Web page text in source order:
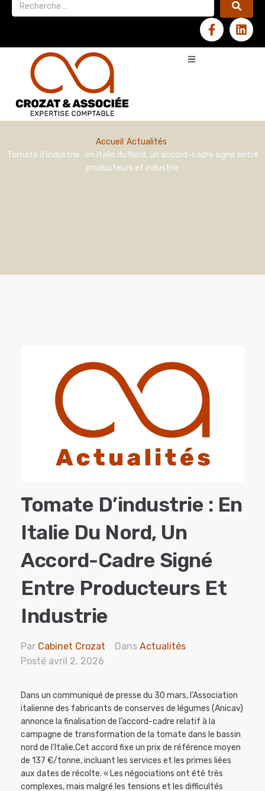
Accueil Actualités
Tomate d’industrie : en Italie du Nord, un accord-cadre signé entre
producteurs et industrie
Tomate D’industrie : En
Italie Du Nord, Un
Accord-Cadre Signé
Entre Producteurs Et
Industrie
Par Cabinet Crozat Dans Actualités
Posté avril 2, 2026
Dans un communiqué de presse du 30 mars, l’Association
italienne des fabricants de conserves de légumes (Anicav)
annonce la finalisation de l’accord-cadre relatif à la
campagne de transformation de la tomate dans le bassin
nord de l’Italie.Cet accord fixe un prix de référence moyen
de 137 €/tonne, incluant les services et les primes liées
aux dates de récolte. « Les négociations ont été très
complexes, mais malgré les tensions et les difficultés